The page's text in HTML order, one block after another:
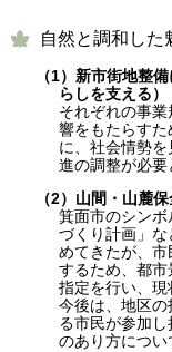
自然と調和した
（1）新市街地整
らしを支える）
それぞれの事
響をもたらす
に、社会情勢
進の調整が必要
（2）山間・山麓
箕面市のシン
づくり計画」
めてきたが、
するため、都
指定を行い、現
今後は、地区
る市民が参加
のあり方につい